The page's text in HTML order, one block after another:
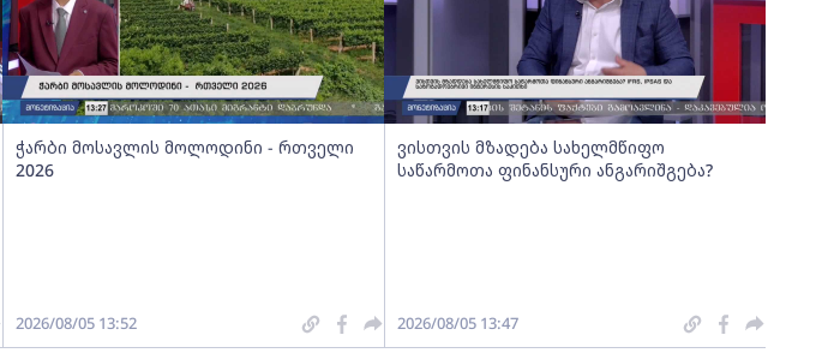
ჭარბი მოსავლის მოლოდინი - რთველი
2026
2026/08/05 13:52
ვისთვის მზადება სახელმწიფო
საწარმოთა ფინანსური ანგარიშგება?
2026/08/05 13:47